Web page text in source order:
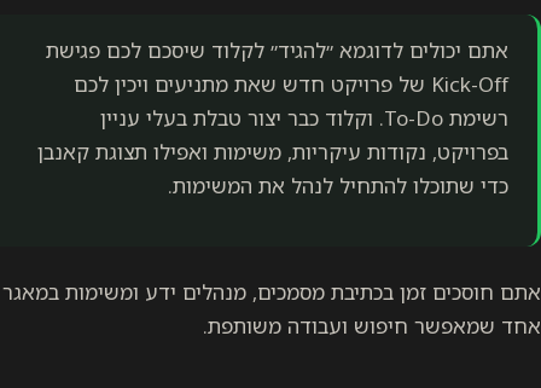
אתם יכולים לדוגמא ״להגיד״ לקלוד שיסכם לכם פגישת
Kick-Off של פרויקט חדש שאת מתניעים ויכין לכם
רשימת To-Do. וקלוד כבר יצור טבלת בעלי עניין
בפרויקט, נקודות עיקריות, משימות ואפילו תצוגת קאנבן
כדי שתוכלו להתחיל לנהל את המשימות.
אתם חוסכים זמן בכתיבת מסמכים, מנהלים ידע ומשימות במאגר
אחד שמאפשר חיפוש ועבודה משותפת.